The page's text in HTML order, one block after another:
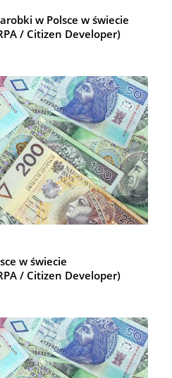
w Polsce w świecie
/ Citizen Developer)
w świecie
/ Citizen Developer)